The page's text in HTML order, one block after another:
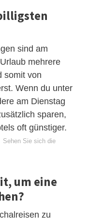
sind am
mehrere
somit von
Wenn du unter
am Dienstag
sparen,
oft günstiger.
Sehen Sie sich die
um eine
zu